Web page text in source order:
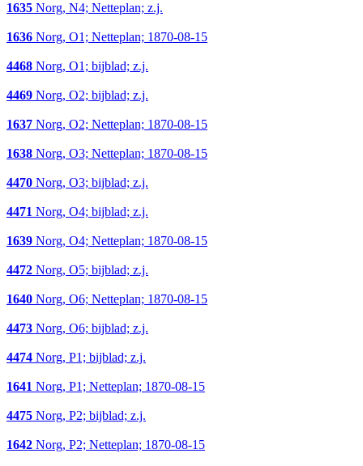
1635 Norg, N4; Netteplan; z.j.
1636 Norg, O1; Netteplan; 1870-08-15
4468 Norg, O1; bijblad; z.j.
4469 Norg, O2; bijblad; z.j.
1637 Norg, O2; Netteplan; 1870-08-15
1638 Norg, O3; Netteplan; 1870-08-15
4470 Norg, O3; bijblad; z.j.
4471 Norg, O4; bijblad; z.j.
1639 Norg, O4; Netteplan; 1870-08-15
4472 Norg, O5; bijblad; z.j.
1640 Norg, O6; Netteplan; 1870-08-15
4473 Norg, O6; bijblad; z.j.
4474 Norg, P1; bijblad; z.j.
1641 Norg, P1; Netteplan; 1870-08-15
4475 Norg, P2; bijblad; z.j.
1642 Norg, P2; Netteplan; 1870-08-15